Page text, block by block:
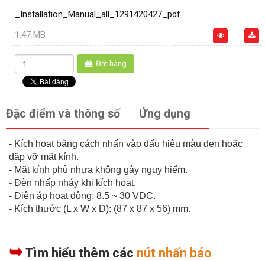
_Installation_Manual_all_1291420427_pdf
1.47 MB
Đặt hàng
Đặc điểm và thông số Ứng dụng
- Kích hoạt bằng cách nhấn vào dấu hiệu màu đen hoặc
đặp vỡ mặt kính.
- Mặt kính phủ nhựa không gây nguy hiểm.
- Đèn nhấp nháy khi kích hoạt.
- Điện áp hoạt động: 8.5 ~ 30 VDC.
- Kích thước (L x W x D): (87 x 87 x 56) mm.
➥Tìm hiểu thêm các nút nhấn báo